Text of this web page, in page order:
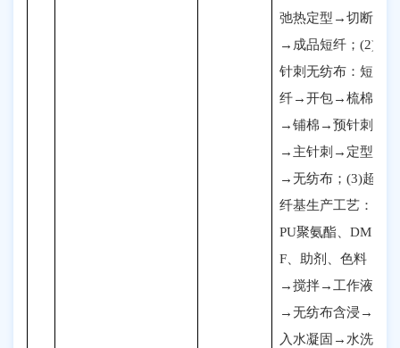
弛热定型→切断
→成品短纤；(2)
针刺无纺布：短
纤→开包→梳棉
→铺棉→预针刺
→主针刺→定型
→无纺布；(3)超
纤基生产工艺：
PU聚氨酯、DM
F、助剂、色料
→搅拌→工作液
→无纺布含浸→
入水凝固→水洗